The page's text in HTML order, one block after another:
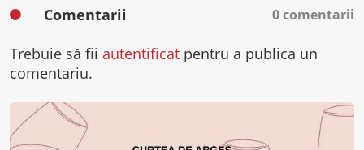
Comentarii 0 comentarii
Trebuie să fii autentificat pentru a publica un
comentariu.